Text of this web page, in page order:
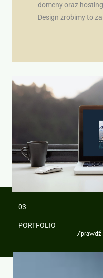
domeny oraz
Design zrobimy to za
03
PORTFOLIO
Sprawdź